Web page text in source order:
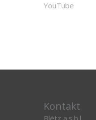
YouTube
Kontakt